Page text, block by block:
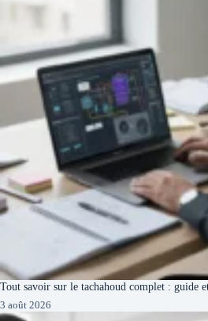
Tout savoir sur le tachahoud complet : guide
3 août 2026